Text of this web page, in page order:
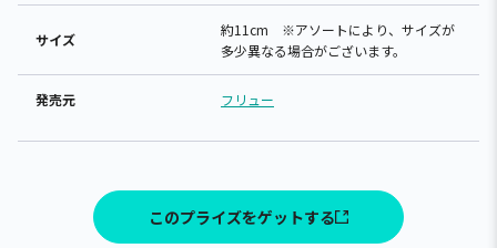
サイズ
約11cm ※アソートにより、サイズが
多少異なる場合がございます。
発売元 フリュー
このプライズをゲットする